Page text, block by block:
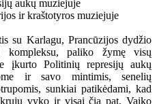
su Karlagu, Prancūzijos dydžio
kompleksu, paliko žymę visų
įkurto Politinių represijų aukų
ir savo mintimis, senelių
sunkiai patikėdami, kad
vyko ir visai čia pat. Vaiko